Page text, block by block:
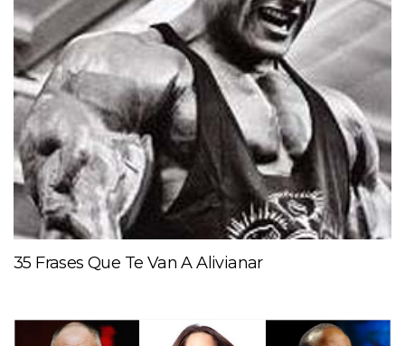
35 Frases Que Te Van A Alivianar